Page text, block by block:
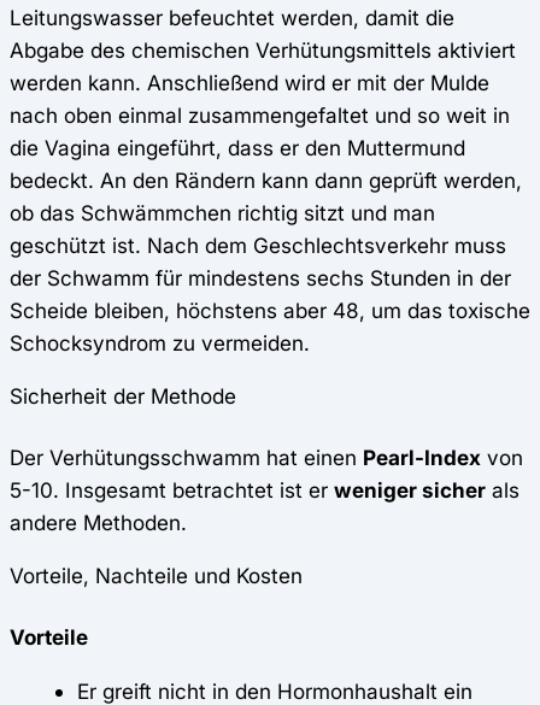
Leitungswasser befeuchtet werden, damit die
Abgabe des chemischen Verhütungsmittels aktiviert
werden kann. Anschließend wird er mit der Mulde
nach oben einmal zusammengefaltet und so weit in
die Vagina eingeführt, dass er den Muttermund
bedeckt. An den Rändern kann dann geprüft werden,
ob das Schwämmchen richtig sitzt und man
geschützt ist. Nach dem Geschlechtsverkehr muss
der Schwamm für mindestens sechs Stunden in der
Scheide bleiben, höchstens aber 48, um das toxische
Schocksyndrom zu vermeiden.
Sicherheit der Methode
Der Verhütungsschwamm hat einen Pearl-Index von
5-10. Insgesamt betrachtet ist er weniger sicher als
andere Methoden.
Vorteile, Nachteile und Kosten
Vorteile
Er greift nicht in den Hormonhaushalt ein